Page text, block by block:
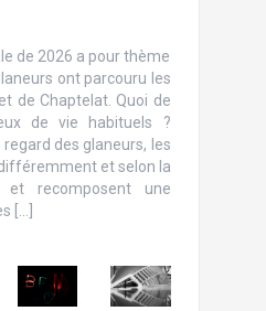
de 2026 a pour thème
ont parcouru les
de Chaptelat. Quoi de
de vie habituels ?
des glaneurs, les
et selon la
et recomposent une
[…]